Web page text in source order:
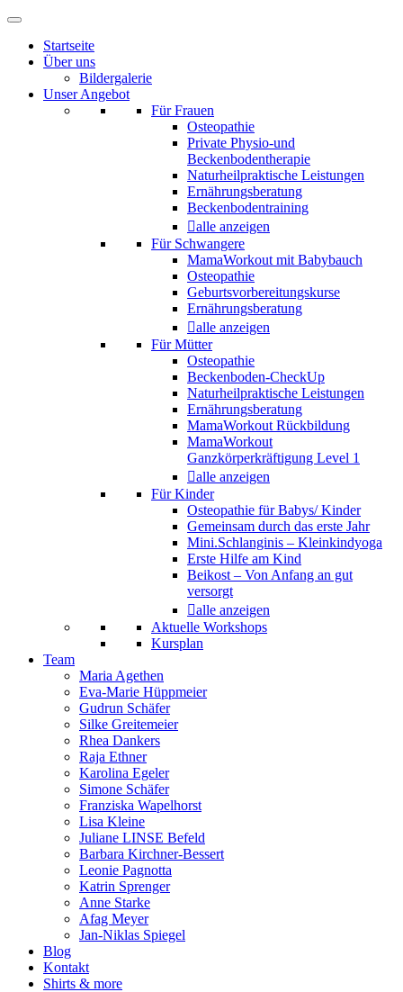
Startseite
Über uns
Bildergalerie
Unser Angebot
Für Frauen
Osteopathie
Private Physio-und
Beckenbodentherapie
Naturheilpraktische Leistungen
Ernährungsberatung
Beckenbodentraining
alle anzeigen
Für Schwangere
MamaWorkout mit Babybauch
Osteopathie
Geburtsvorbereitungskurse
Ernährungsberatung
alle anzeigen
Für Mütter
Osteopathie
Beckenboden-CheckUp
Naturheilpraktische Leistungen
Ernährungsberatung
MamaWorkout Rückbildung
MamaWorkout
Ganzkörperkräftigung Level 1
alle anzeigen
Für Kinder
Osteopathie für Babys/ Kinder
Gemeinsam durch das erste Jahr
Mini.Schlanginis – Kleinkindyoga
Erste Hilfe am Kind
Beikost – Von Anfang an gut
versorgt
alle anzeigen
Aktuelle Workshops
Kursplan
Team
Maria Agethen
Eva-Marie Hüppmeier
Gudrun Schäfer
Silke Greitemeier
Rhea Dankers
Raja Ethner
Karolina Egeler
Simone Schäfer
Franziska Wapelhorst
Lisa Kleine
Juliane LINSE Befeld
Barbara Kirchner-Bessert
Leonie Pagnotta
Katrin Sprenger
Anne Starke
Afag Meyer
Jan-Niklas Spiegel
Blog
Kontakt
Shirts & more